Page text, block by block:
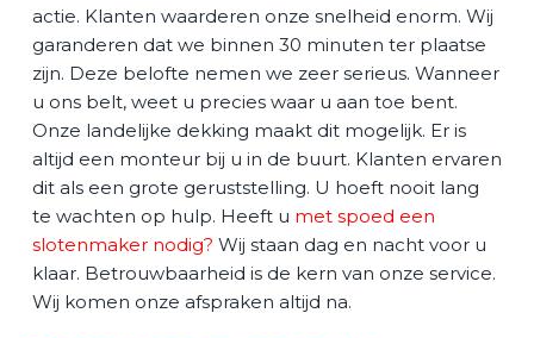
actie. Klanten waarderen onze snelheid enorm. Wij
garanderen dat we binnen 30 minuten ter plaatse
zijn. Deze belofte nemen we zeer serieus. Wanneer
u ons belt, weet u precies waar u aan toe bent.
Onze landelijke dekking maakt dit mogelijk. Er is
altijd een monteur bij u in de buurt. Klanten ervaren
dit als een grote geruststelling. U hoeft nooit lang
te wachten op hulp. Heeft u met spoed een
slotenmaker nodig? Wij staan dag en nacht voor u
klaar. Betrouwbaarheid is de kern van onze service.
Wij komen onze afspraken altijd na.